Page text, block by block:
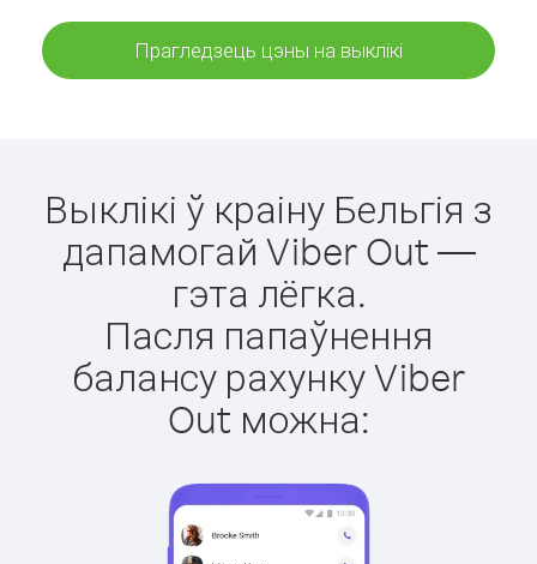
Прагледзець цэны на выклікі
Выклікі ў краіну Бельгія з
дапамогай Viber Out —
гэта лёгка.
Пасля папаўнення
балансу рахунку Viber
Out можна: